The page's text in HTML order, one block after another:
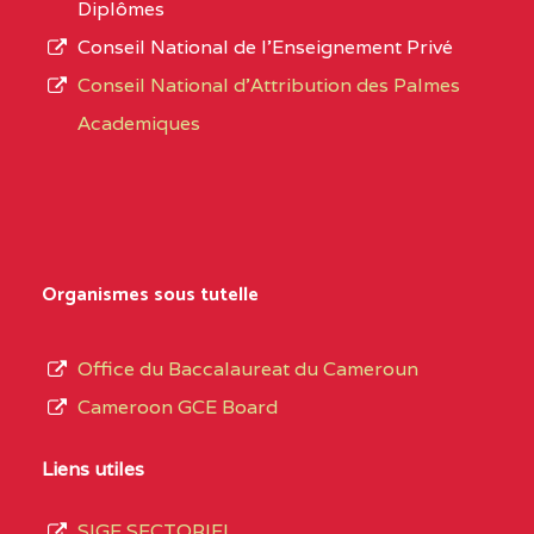
CENTRE
COLLEGE PRIVE
CENTRE
COLLEGE PRIVE LAIC
SAINT MICHEL
L’offre
d’éducation
de
du
Diplômes
Conseil National de l’Enseignement Privé
Conseil National d'Attribution des Palmes
Academiques
Organismes sous tutelle
Office du Baccalaureat du Cameroun
Cameroon GCE Board
Liens utiles